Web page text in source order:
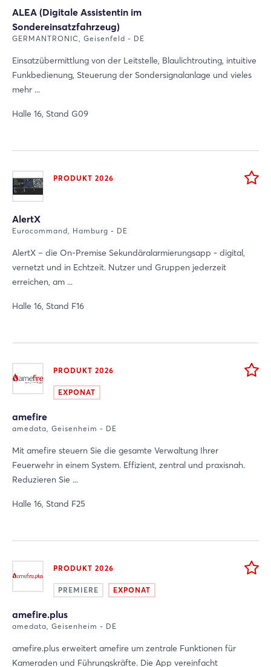
ALEA (Digitale Assistentin im
Sondereinsatzfahrzeug)
GERMANTRONIC, Geisenfeld - DE
Einsatzübermittlung von der Leitstelle, Blaulichtrouting, intuitive
Funkbedienung, Steuerung der Sondersignalanlage und vieles
mehr ...
Halle 16, Stand G09
PRODUKT 2026
AlertX
Eurocommand, Hamburg - DE
AlertX – die On-Premise Sekundäralarmierungsapp - digital,
vernetzt und in Echtzeit. Nutzer und Gruppen jederzeit
erreichen, am ...
Halle 16, Stand F16
PRODUKT 2026
EXPONAT
amefire
amedata, Geisenheim - DE
Mit amefire steuern Sie die gesamte Verwaltung Ihrer
Feuerwehr in einem System. Effizient, zentral und praxisnah.
Reduzieren Sie ...
Halle 16, Stand F25
PRODUKT 2026
PREMIERE EXPONAT
amefire.plus
amedata, Geisenheim - DE
amefire.plus erweitert amefire um zentrale Funktionen für
Kameraden und Führungskräfte. Die App vereinfacht